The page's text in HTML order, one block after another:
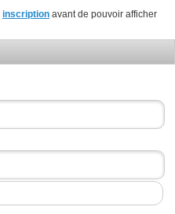
inscription avant de pouvoir afficher